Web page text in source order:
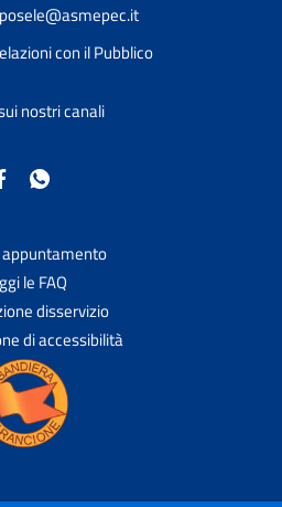
con il Pubblico
nostri canali
le FAQ
disservizio
di accessibilità